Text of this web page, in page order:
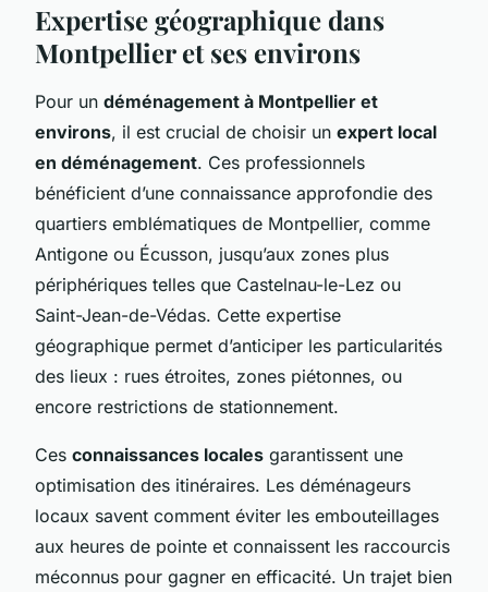
Expertise géographique dans
Montpellier et ses environs
Pour un déménagement à Montpellier et
environs, il est crucial de choisir un expert local
en déménagement. Ces professionnels
bénéficient d’une connaissance approfondie des
quartiers emblématiques de Montpellier, comme
Antigone ou Écusson, jusqu’aux zones plus
périphériques telles que Castelnau-le-Lez ou
Saint-Jean-de-Védas. Cette expertise
géographique permet d’anticiper les particularités
des lieux : rues étroites, zones piétonnes, ou
encore restrictions de stationnement.
Ces connaissances locales garantissent une
optimisation des itinéraires. Les déménageurs
locaux savent comment éviter les embouteillages
aux heures de pointe et connaissent les raccourcis
méconnus pour gagner en efficacité. Un trajet bien